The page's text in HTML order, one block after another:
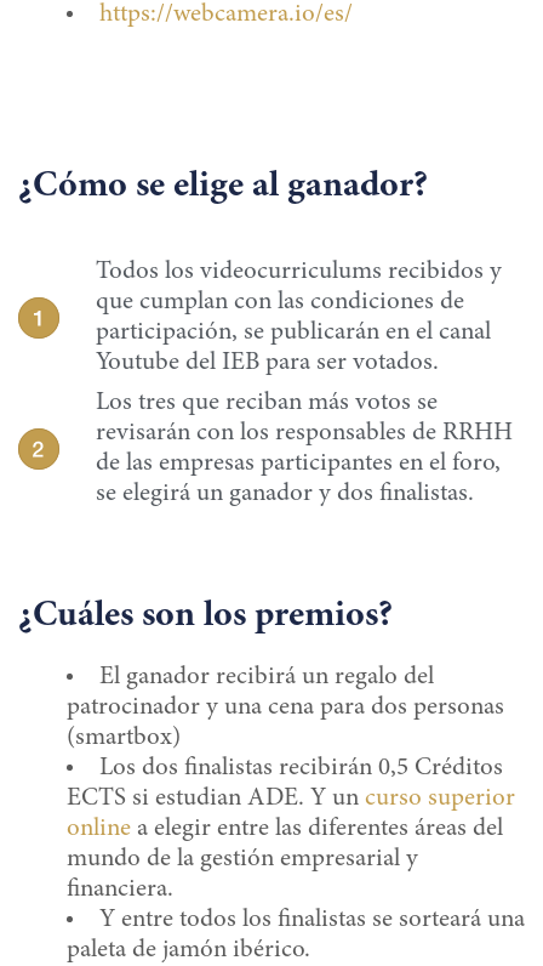
https://webcamera.io/es/
¿Cómo se elige al ganador?
Todos los videocurriculums recibidos y
que cumplan con las condiciones de
participación, se publicarán en el canal
Youtube del IEB para ser votados.
Los tres que reciban más votos se
revisarán con los responsables de RRHH
de las empresas participantes en el foro,
se elegirá un ganador y dos finalistas.
¿Cuáles son los premios?
El ganador recibirá un regalo del
patrocinador y una cena para dos personas
(smartbox)
Los dos finalistas recibirán 0,5 Créditos
ECTS si estudian ADE. Y un curso superior
online a elegir entre las diferentes áreas del
mundo de la gestión empresarial y
financiera.
Y entre todos los finalistas se sorteará una
paleta de jamón ibérico.